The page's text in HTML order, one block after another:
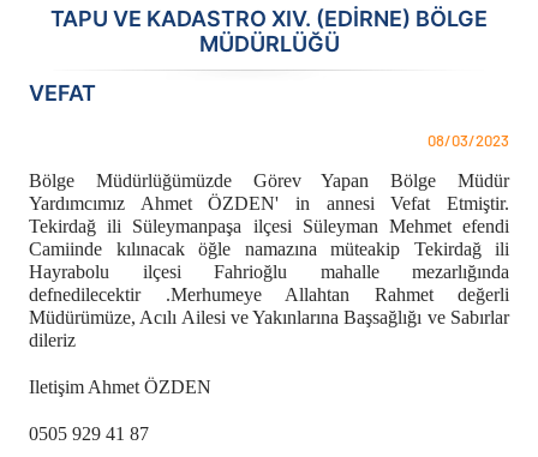
İLETIŞIM
TAPU VE KADASTRO XIV. (EDIRNE) BÖLGE
MÜDÜRLÜĞÜ
VEFAT
08/03/2023
Bölge Müdürlüğümüzde Görev Yapan Bölge Müdür
Yardımcımız Ahmet ÖZDEN' in annesi Vefat Etmiştir.
Tekirdağ ili Süleymanpaşa ilçesi Süleyman Mehmet efendi
Camiinde kılınacak öğle namazına müteakip Tekirdağ ili
Hayrabolu ilçesi Fahrioğlu mahalle mezarlığında
defnedilecektir .Merhumeye Allahtan Rahmet değerli
Müdürümüze, Acılı Ailesi ve Yakınlarına Başsağlığı ve Sabırlar
dileriz
Iletişim Ahmet ÖZDEN
0505 929 41 87